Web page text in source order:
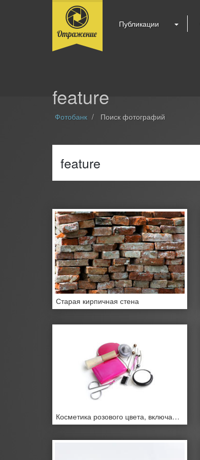
Публикации
feature
Фотобанк Поиск фотографий
Старая кирпичная стена
Косметика розового цвета, включая шпильки и другие мелочи. На белом фоне.